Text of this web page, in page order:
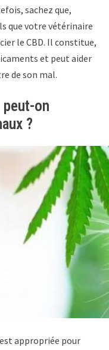
sachez que,
que votre vétérinaire
le CBD. Il constitue,
et peut aider
de son mal.
peut-on
?
appropriée pour